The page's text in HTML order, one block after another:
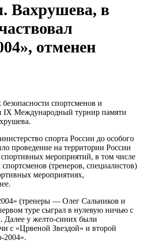
Вахрушева, в
отменен
спортсменов и
IX Международный турнир памяти
спорта России до особого
проведение на территории России
мероприятий, в том числе
(тренеров, специалистов)
мероприятиях,
(тренеры — Олег Сальников и
туре сыграл в нулевую ничью с
у желто-синих были
с «Црвеной Звездой» и второй
2004».